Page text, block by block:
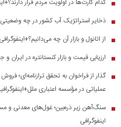
■ کدام کارت‌ها در اولویت مردم قرار
■ ذخایر استراتژیک آب کشور در چه
■ از اتانول و بازار آن چه می‌دانیم؟+اینفوگرافی
■ ارزیابی قیمت و بازار کنستانتره در ایران و
■
عملیاتی در مؤسسه اعتباری
■ سنگ‌آهن زیر ذره‌بین؛ غول‌های معدنی و
اینفوگرافی